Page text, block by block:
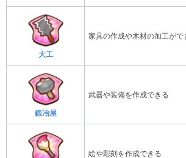
大工
家具の作成や木材の加工がで
鍛冶屋
武器や装備を作成できる
絵や彫刻を作成できる